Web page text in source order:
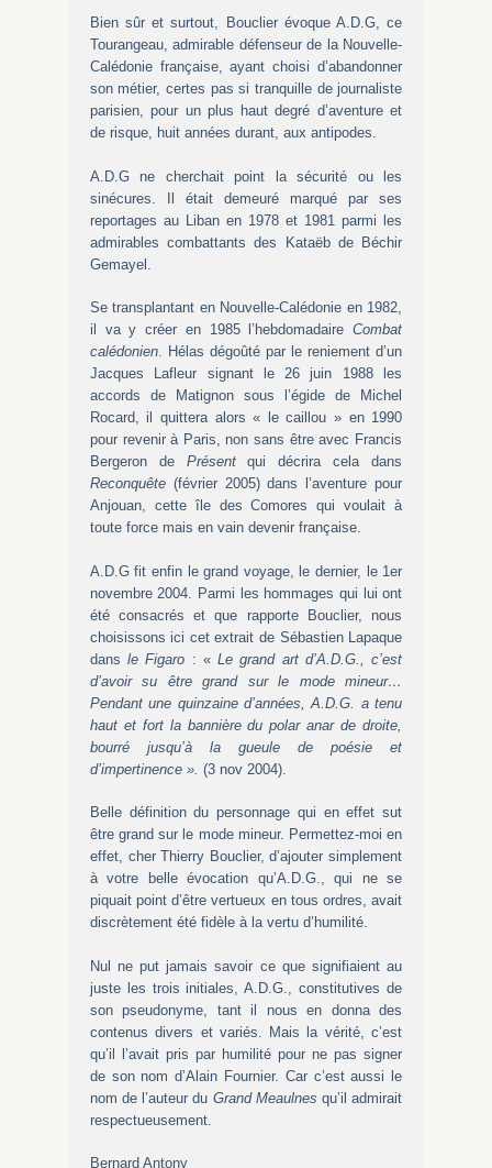
Bien sûr et surtout, Bouclier évoque A.D.G, ce
Tourangeau, admirable défenseur de la Nouvelle-
Calédonie française, ayant choisi d’abandonner
son métier, certes pas si tranquille de journaliste
parisien, pour un plus haut degré d’aventure et
de risque, huit années durant, aux antipodes.
A.D.G ne cherchait point la sécurité ou les
sinécures. Il était demeuré marqué par ses
reportages au Liban en 1978 et 1981 parmi les
admirables combattants des Kataëb de Béchir
Gemayel.
Se transplantant en Nouvelle-Calédonie en 1982,
il va y créer en 1985 l’hebdomadaireCombat
calédonien. Hélas dégoûté par le reniement d’un
Jacques Lafleur signant le 26 juin 1988 les
accords de Matignon sous l’égide de Michel
Rocard, il quittera alors « le caillou » en 1990
pour revenir à Paris, non sans être avec Francis
Bergeron de Présentqui décrira cela dans
Reconquête(février 2005) dans l’aventure pour
Anjouan, cette île des Comores qui voulait à
toute force mais en vain devenir française.
A.D.G fit enfin le grand voyage, le dernier, le 1er
novembre 2004. Parmi les hommages qui lui ont
été consacrés et que rapporte Bouclier, nous
choisissons ici cet extrait de Sébastien Lapaque
dansle Figaro : «Le grand art d’A.D.G., c’est
d’avoir su être grand sur le mode mineur…
Pendant une quinzaine d’années, A.D.G. a tenu
haut et fort la bannière du polar anar de droite,
bourré jusqu’à la gueule de poésie et
d’impertinence ». (3 nov 2004).
Belle définition du personnage qui en effet sut
être grand sur le mode mineur. Permettez-moi en
effet, cher Thierry Bouclier, d’ajouter simplement
à votre belle évocation qu’A.D.G., qui ne se
piquait point d’être vertueux en tous ordres, avait
discrètement été fidèle à la vertu d’humilité.
Nul ne put jamais savoir ce que signifiaient au
juste les trois initiales, A.D.G., constitutives de
son pseudonyme, tant il nous en donna des
contenus divers et variés. Mais la vérité, c’est
qu’il l’avait pris par humilité pour ne pas signer
de son nom d’Alain Fournier. Car c’est aussi le
nom de l’auteur du Grand Meaulnes qu’il admirait
respectueusement.
Bernard Antony